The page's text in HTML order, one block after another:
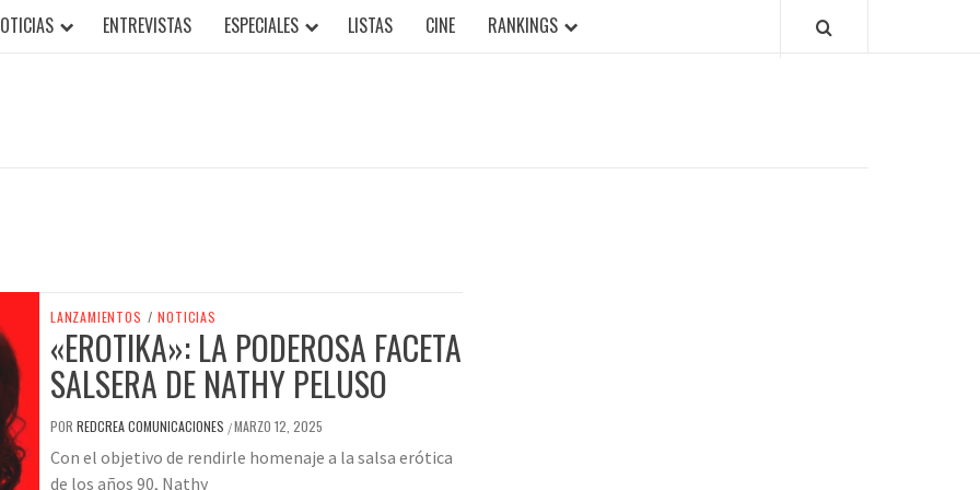
ENTREVISTAS ESPECIALES LISTAS CINE RANKINGS
LANZAMIENTOS / NOTICIAS
«EROTIKA»: LA PODEROSA FACETA
SALSERA DE NATHY PELUSO
POR REDCREA COMUNICACIONES /MARZO 12, 2025
Con el objetivo de rendirle homenaje a la salsa erótica
de los años 90, Nathy